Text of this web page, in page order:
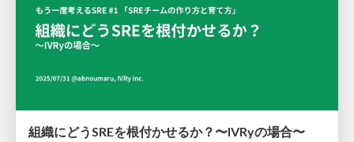
組織にどうSREを根付かせるか？〜IVRyの場合〜